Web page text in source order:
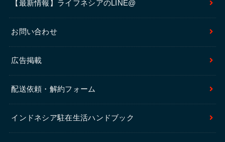
【最新情報】ライフネシアのLINE@
お問い合わせ
広告掲載
配送依頼・解約フォーム
インドネシア駐在生活ハンドブック